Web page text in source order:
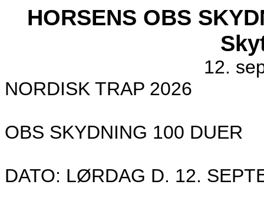
HORSENS OBS
12.
NORDISK TRAP 2026
OBS SKYDNING 100 DUER
DATO: LØRDAG D. 12.